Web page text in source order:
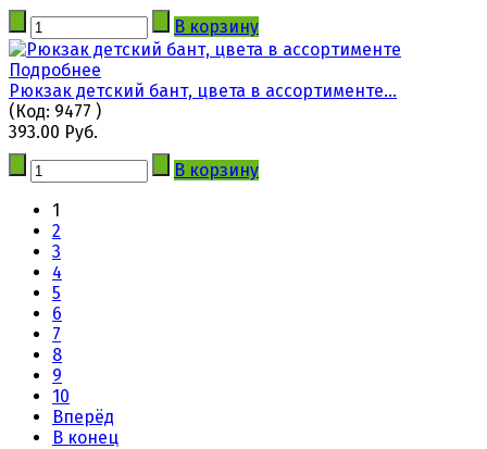
В корзину
Подробнее
Рюкзак детский бант, цвета в ассортименте...
(Код: 9477 )
393.00 Руб.
В корзину
1
2
3
4
5
6
7
8
9
10
Вперёд
В конец